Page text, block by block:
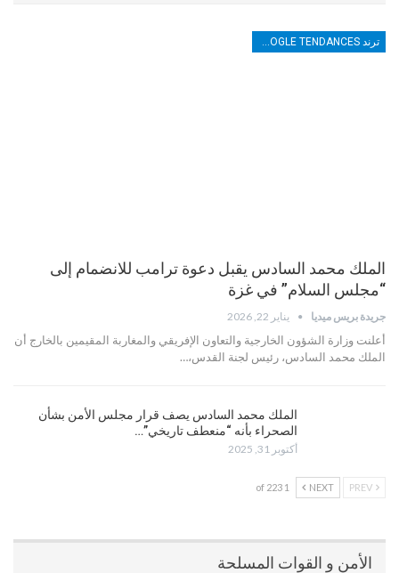
الملك محمد السادس يقبل دعوة ترامب للانضمام إلى
“مجلس السلام” في غزة
جريدة بريس ميديا يناير 22, 2026
أعلنت وزارة الشؤون الخارجية والتعاون الإفريقي والمغاربة المقيمين بالخارج أن
الملك محمد السادس، رئيس لجنة القدس،…
الملك محمد السادس يصف قرار مجلس الأمن بشأن
الصحراء بأنه “منعطف تاريخي”…
أكتوبر 31, 2025
NEXT
1 of 223
الأمن و القوات المسلحة